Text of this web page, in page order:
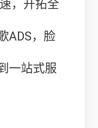
，开拓全
ADS，脸
一站式服